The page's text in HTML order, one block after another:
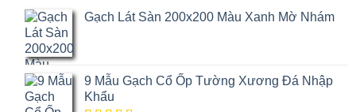
Gạch Lát Sàn 200x200 Màu Xanh Mờ Nhám
9 Mẫu Gạch Cổ Ốp Tường Xương Đá Nhập
Khẩu